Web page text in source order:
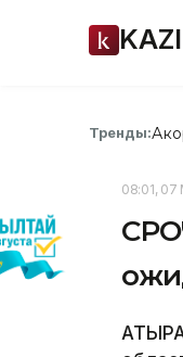
Тренды:
08:01, 07